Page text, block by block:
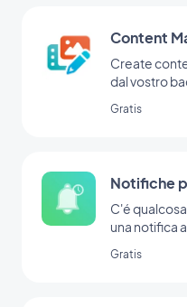
Content
Create
dal vostro
Gratis
Notifiche
C'é
una notifica
Gratis